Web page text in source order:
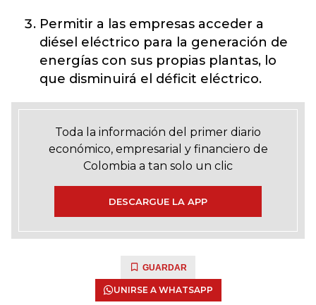
Permitir a las empresas acceder a
diésel eléctrico para la generación de
energías con sus propias plantas, lo
que disminuirá el déficit eléctrico.
Toda la información del primer diario
económico, empresarial y financiero de
Colombia a tan solo un clic
DESCARGUE LA APP
GUARDAR
UNIRSE A WHATSAPP